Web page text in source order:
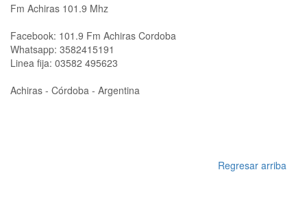
Fm Achiras 101.9 Mhz
Facebook: 101.9 Fm Achiras Cordoba
Whatsapp: 3582415191
Linea fija: 03582 495623
Achiras - Córdoba - Argentina
Regresar arriba